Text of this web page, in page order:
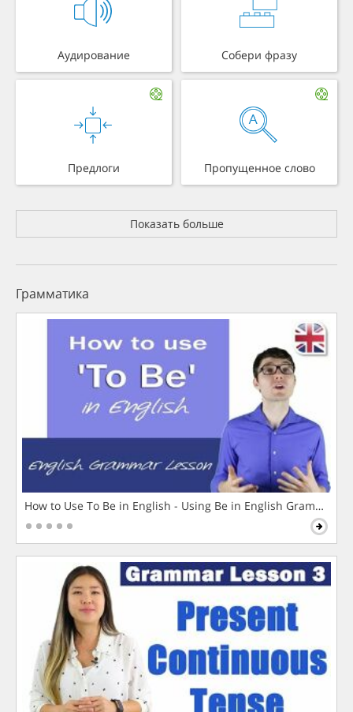
Аудирование Собери фразу
Предлоги Пропущенное слово
Показать больше
Грамматика
How to Use To Be in English - Using Be in English Grammar